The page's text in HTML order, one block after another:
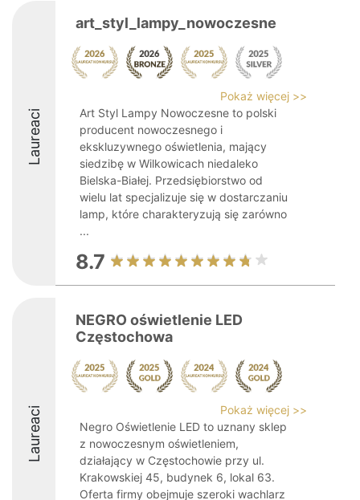
Laureaci
art_styl_lampy_nowoczesne
Pokaż więcej >>
Art Styl Lampy Nowoczesne to polski
producent nowoczesnego i
ekskluzywnego oświetlenia, mający
siedzibę w Wilkowicach niedaleko
Bielska-Białej. Przedsiębiorstwo od
wielu lat specjalizuje się w dostarczaniu
lamp, które charakteryzują się zarówno
...
8.7
Laureaci
NEGRO oświetlenie LED
Częstochowa
Pokaż więcej >>
Negro Oświetlenie LED to uznany sklep
z nowoczesnym oświetleniem,
działający w Częstochowie przy ul.
Krakowskiej 45, budynek 6, lokal 63.
Oferta firmy obejmuje szeroki wachlarz